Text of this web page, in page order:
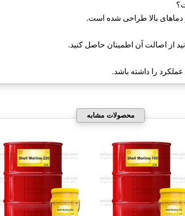
دماهای بالا طراحی شده است.
از اصالت آن اطمینان حاصل کنید.
را داشته باشد.
محصولات مشابه